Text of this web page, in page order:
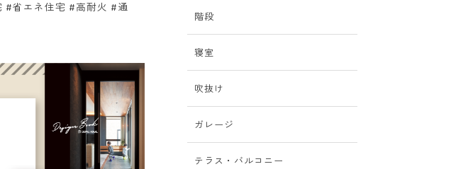
#省エネ住宅 #高耐火 #通
階段
寝室
吹抜け
ガレージ
テラス・バルコニー